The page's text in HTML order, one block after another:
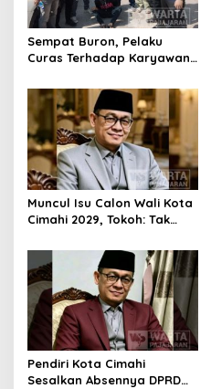
Sempat Buron, Pelaku
Curas Terhadap Karyawan
Ditangkap Polisi
Muncul Isu Calon Wali Kota
Cimahi 2029, Tokoh: Tak
Legitimasi Parpol
Pendiri Kota Cimahi
Sesalkan Absennya DPRD